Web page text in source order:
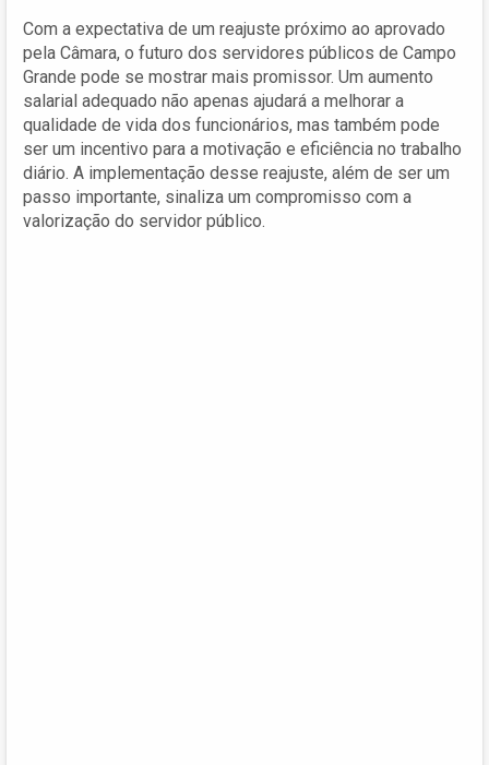
Com a expectativa de um reajuste próximo ao aprovado
pela Câmara, o futuro dos servidores públicos de Campo
Grande pode se mostrar mais promissor. Um aumento
salarial adequado não apenas ajudará a melhorar a
qualidade de vida dos funcionários, mas também pode
ser um incentivo para a motivação e eficiência no trabalho
diário. A implementação desse reajuste, além de ser um
passo importante, sinaliza um compromisso com a
valorização do servidor público.